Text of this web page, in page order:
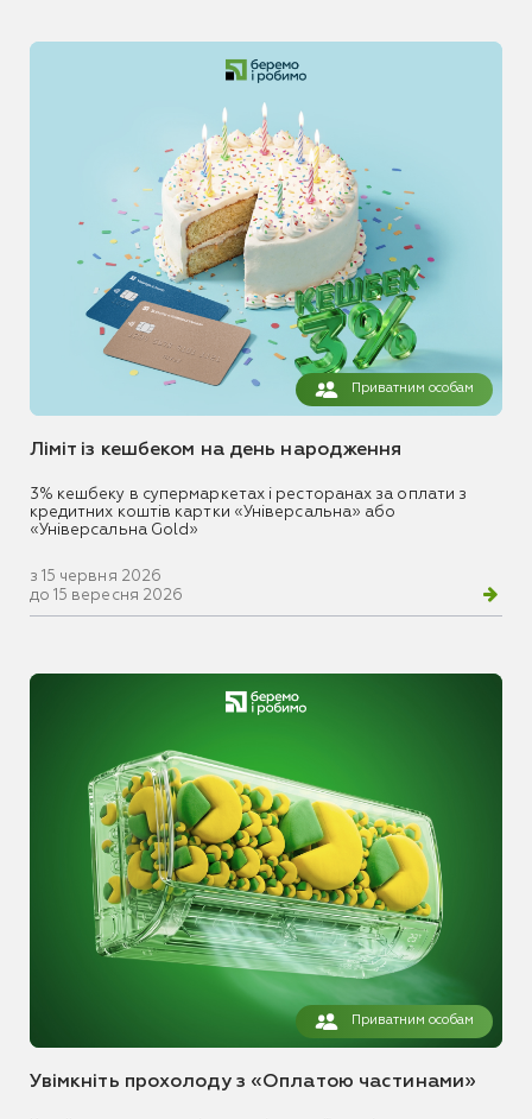
Приватним особам
Ліміт із кешбеком на день народження
3% кешбеку в супермаркетах і ресторанах за оплати з
кредитних коштів картки «Універсальна» або
«Універсальна Gold»
з 15 червня 2026
до 15 вересня 2026
Приватним особам
Увімкніть прохолоду з «Оплатою частинами»